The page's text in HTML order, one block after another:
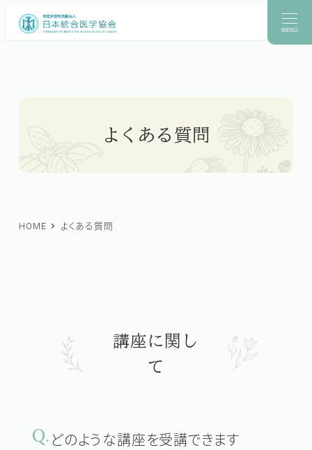
MENU
よくある質問
HOME よくある質問
講座に関し
て
Q. どのような講座を受講できます